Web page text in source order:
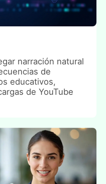
narración natural
de
educativos,
de YouTube